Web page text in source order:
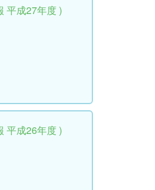
平成27年度 )
平成26年度 )